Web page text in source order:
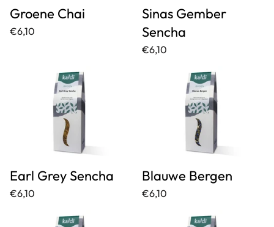
Groene Chai
€6,10
Sinas Gember
Sencha
€6,10
Earl Grey Sencha
€6,10
Blauwe Bergen
€6,10